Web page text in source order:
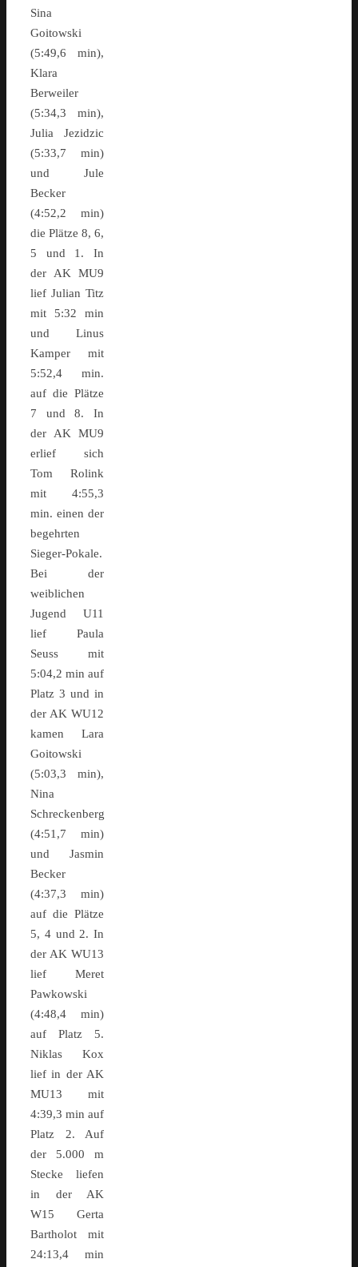
Sina
Goitowski
(5:49,6 min),
Klara
Berweiler
(5:34,3 min),
Julia Jezidzic
(5:33,7 min)
und Jule
Becker
(4:52,2 min)
die Plätze 8, 6,
5 und 1. In
der AK MU9
lief Julian Titz
mit 5:32 min
und Linus
Kamper mit
5:52,4 min.
auf die Plätze
7 und 8. In
der AK MU9
erlief sich
Tom Rolink
mit 4:55,3
min. einen der
begehrten
Sieger-Pokale.
Bei der
weiblichen
Jugend U11
lief Paula
Seuss mit
5:04,2 min auf
Platz 3 und in
der AK WU12
kamen Lara
Goitowski
(5:03,3 min),
Nina
Schreckenberg
(4:51,7 min)
und Jasmin
Becker
(4:37,3 min)
auf die Plätze
5, 4 und 2. In
der AK WU13
lief Meret
Pawkowski
(4:48,4 min)
auf Platz 5.
Niklas Kox
lief in der AK
MU13 mit
4:39,3 min auf
Platz 2. Auf
der 5.000 m
Stecke liefen
in der AK
W15 Gerta
Bartholot mit
24:13,4 min